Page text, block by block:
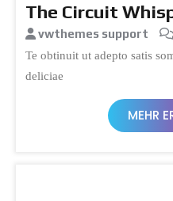
The Circuit
vwthemes support
Te obtinuit ut adepto satis
deliciae
MEHR